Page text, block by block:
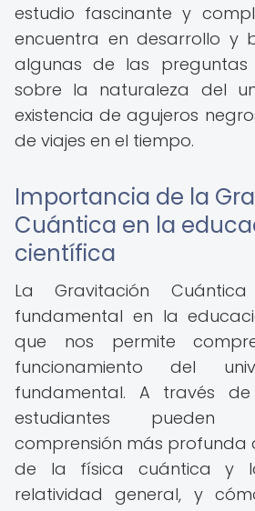
estudio fascinante y
encuentra en desarrollo y
algunas de las
sobre la naturaleza del
existencia de agujeros
de viajes en el tiempo.
Importancia de la
Cuántica en la
científica
La Gravitación
fundamental en la
que nos permite
funcionamiento del
fundamental. A través
estudiantes pueden
comprensión más profunda
de la física cuántica y
relatividad general, y